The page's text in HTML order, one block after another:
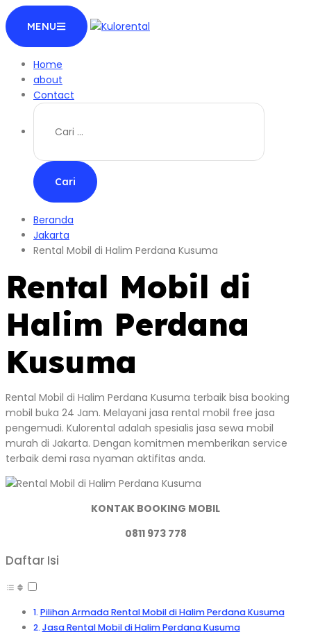
Langsung
ke
konten
MENU
Home
about
Contact
Cari
untuk:
Beranda
Jakarta
Rental Mobil di Halim Perdana Kusuma
Rental Mobil di
Halim Perdana
Kusuma
Rental Mobil di Halim Perdana Kusuma terbaik bisa booking
mobil buka 24 Jam. Melayani jasa rental mobil free jasa
pengemudi. Kulorental adalah spesialis jasa sewa mobil
murah di Jakarta. Dengan komitmen memberikan service
terbaik demi rasa nyaman aktifitas anda.
KONTAK BOOKING MOBIL
0811 973 778
Daftar Isi
Pilihan Armada Rental Mobil di Halim Perdana Kusuma
Jasa Rental Mobil di Halim Perdana Kusuma